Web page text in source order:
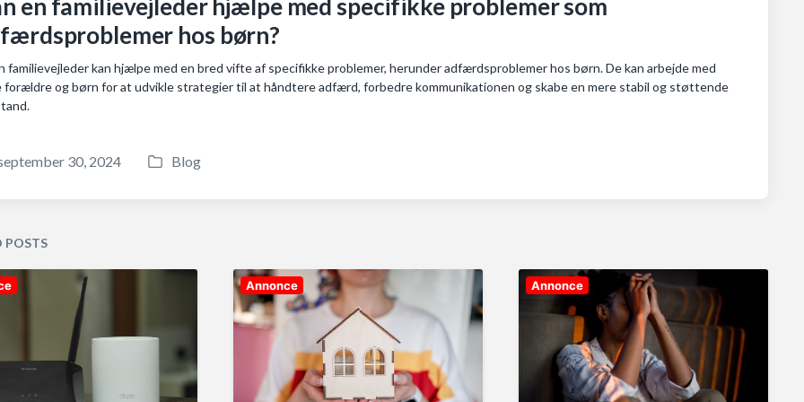
en familievejleder hjælpe med specifikke problemer som
hos børn?
familievejleder kan hjælpe med en bred vifte af specifikke problemer, herunder adfærdsproblemer hos børn. De kan arbejde med
forældre og børn for at udvikle strategier til at håndtere adfærd, forbedre kommunikationen og skabe en mere stabil og støttende
30, 2024
P
Blog
POSTS
Annonce Annonce